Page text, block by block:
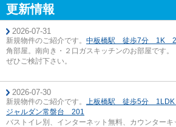
更新情報
2026-07-31
新規物件のご紹介です。 中板橋駅 徒歩7分 1K
角部屋。南向き・２口ガスキッチンのお部屋です。
ぜひご検討下さい。
2026-07-30
新規物件のご紹介です。 上板橋駅 徒歩5分
ジャルダン常盤台 201
バストイレ別、インターネット無料、カウンターキ